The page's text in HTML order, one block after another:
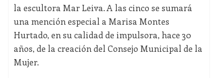
la escultora Mar Leiva. A las cinco se sumará
una mención especial a Marisa Montes
Hurtado, en su calidad de impulsora, hace 30
años, de la creación del Consejo Municipal de la
Mujer.